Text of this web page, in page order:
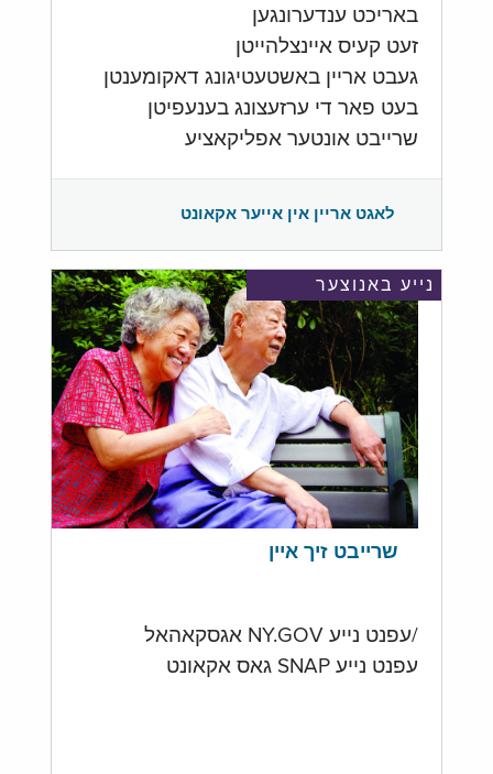
באריכט ענדערונגען
זעט קעיס איינצלהייטן
געבט אריין באשטעטיגונג דאקומענטן
בעט פאר די ערזעצונג בענעפיטן
שרייבט אונטער אפליקאציע
לאגט אריין אין אייער אקאונט
נייע באנוצער
שרייבט זיך איין
/עפנט נייע NY.GOV אגסקאהאל
עפנט נייע SNAP גאס אקאונט